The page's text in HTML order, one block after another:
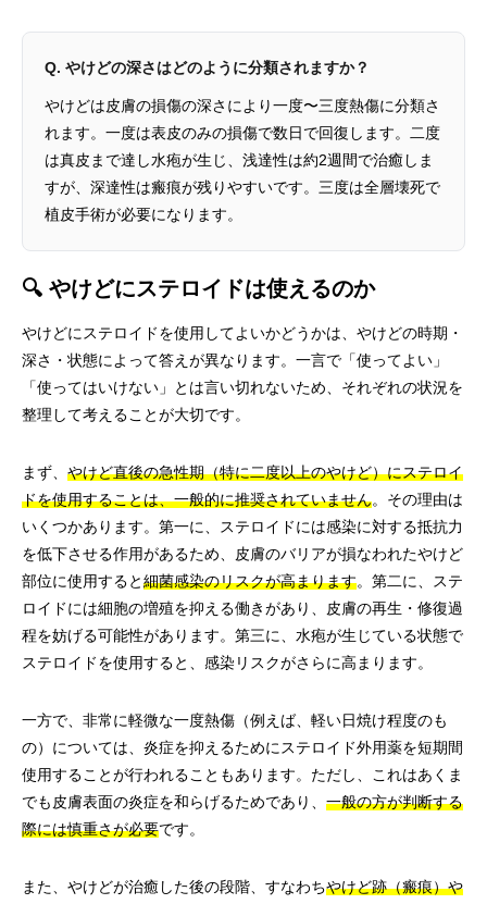
Q. やけどの深さはどのように分類されますか？
やけどは皮膚の損傷の深さにより一度〜三度熱傷に分類さ
れます。一度は表皮のみの損傷で数日で回復します。二度
は真皮まで達し水疱が生じ、浅達性は約2週間で治癒しま
すが、深達性は瘢痕が残りやすいです。三度は全層壊死で
植皮手術が必要になります。
🔍 やけどにステロイドは使えるのか
やけどにステロイドを使用してよいかどうかは、やけどの時期・
深さ・状態によって答えが異なります。一言で「使ってよい」
「使ってはいけない」とは言い切れないため、それぞれの状況を
整理して考えることが大切です。
まず、 やけど直後の急性期（特に二度以上のやけど）にステロイ
ドを使用することは、一般的に推奨されていません。その理由は
いくつかあります。第一に、ステロイドには感染に対する抵抗力
を低下させる作用があるため、皮膚のバリアが損なわれたやけど
部位に使用すると細菌感染のリスクが高まります。第二に、ステ
ロイドには細胞の増殖を抑える働きがあり、皮膚の再生・修復過
程を妨げる可能性があります。第三に、水疱が生じている状態で
ステロイドを使用すると、感染リスクがさらに高まります。
一方で、非常に軽微な一度熱傷（例えば、軽い日焼け程度のも
の）については、炎症を抑えるためにステロイド外用薬を短期間
使用することが行われることもあります。ただし、これはあくま
でも皮膚表面の炎症を和らげるためであり、 一般の方が判断する
際には慎重さが必要です。
また、やけどが治癒した後の段階、すなわちやけど跡（瘢痕）や